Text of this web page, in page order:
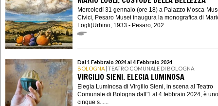
Mercoledì 31 gennaio (ore 18) a Palazzo Mosca-
Civici, Pesaro Musei inaugura la monografica di
Logli(Urbino, 1933 - Pesaro, 202...
Dal 1 Febbraio 2024 al 4 Febbraio 2024
BOLOGNA | TEATRO COMUNALE DI BOLOGNA
VIRGILIO SIENI. ELEGIA LUMINOSA
Elegia Luminosa di Virgilio Sieni, in scena al Teatro
Comunale di Bologna dall'1 al 4 febbraio 2024, è
cinque s......